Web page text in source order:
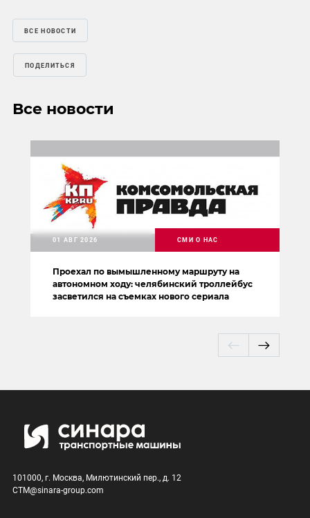
ВСЕ НОВОСТИ
ПОДЕЛИТЬСЯ
Все новости
Проехал по вымышленному маршруту на
автономном ходу: челябинский троллейбус
засветился на съемках нового сериала
01 АВГ 2026 СМИ О НАС
101000, г. Москва, Милютинский пер., д. 12
CTM@sinara-group.com